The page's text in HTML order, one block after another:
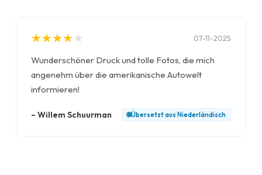
★
★★
★★
★★
★★
★ 07-11-2025
Wunderschöner Druck und tolle Fotos, die mich
angenehm über die amerikanische Autowelt
informieren!
– Willem Schuurman 🌐Übersetzt aus Niederländisch